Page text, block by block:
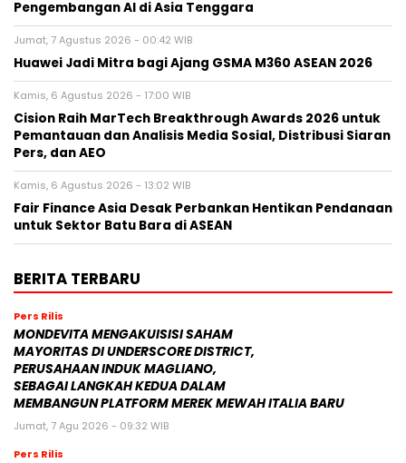
Pengembangan AI di Asia Tenggara
Jumat, 7 Agustus 2026 - 00:42 WIB
Huawei Jadi Mitra bagi Ajang GSMA M360 ASEAN 2026
Kamis, 6 Agustus 2026 - 17:00 WIB
Cision Raih MarTech Breakthrough Awards 2026 untuk
Pemantauan dan Analisis Media Sosial, Distribusi Siaran
Pers, dan AEO
Kamis, 6 Agustus 2026 - 13:02 WIB
Fair Finance Asia Desak Perbankan Hentikan Pendanaan
untuk Sektor Batu Bara di ASEAN
BERITA TERBARU
Pers Rilis
MONDEVITA MENGAKUISISI SAHAM
MAYORITAS DI UNDERSCORE DISTRICT,
PERUSAHAAN INDUK MAGLIANO,
SEBAGAI LANGKAH KEDUA DALAM
MEMBANGUN PLATFORM MEREK MEWAH ITALIA BARU
Jumat, 7 Agu 2026 - 09:32 WIB
Pers Rilis